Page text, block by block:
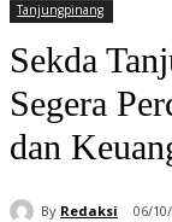
Tanjungpinang
Sekda
Segera
dan
By Redaksi 06/